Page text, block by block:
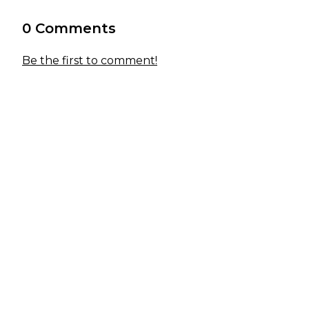
0 Comments
Be the first to comment!